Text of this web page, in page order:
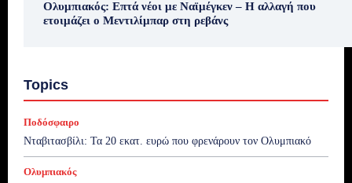
Ολυμπιακός: Επτά νέοι με Ναϊμέγκεν – Η αλλαγή που
ετοιμάζει ο Μεντιλίμπαρ στη ρεβάνς
Topics
Ποδόσφαιρο
Νταβιτασβίλι: Τα 20 εκατ. ευρώ που φρενάρουν τον Ολυμπιακό
Ολυμπιακός